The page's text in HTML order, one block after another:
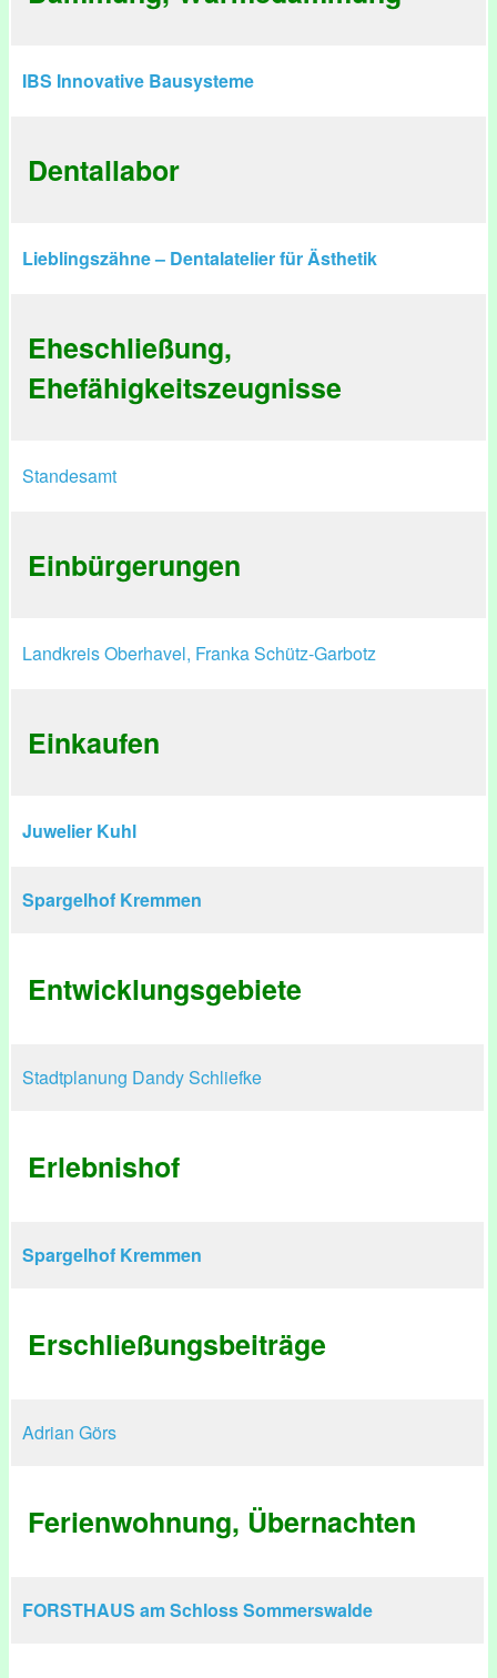
IBS Innovative Bausysteme
Dentallabor
Lieblingszähne – Dentalatelier für Ästhetik
Eheschließung,
Ehefähigkeitszeugnisse
Standesamt
Einbürgerungen
Landkreis Oberhavel, Franka Schütz-Garbotz
Einkaufen
Juwelier Kuhl
Spargelhof Kremmen
Entwicklungsgebiete
Stadtplanung Dandy Schliefke
Erlebnishof
Spargelhof Kremmen
Erschließungsbeiträge
Adrian Görs
Ferienwohnung, Übernachten
FORSTHAUS am Schloss Sommerswalde